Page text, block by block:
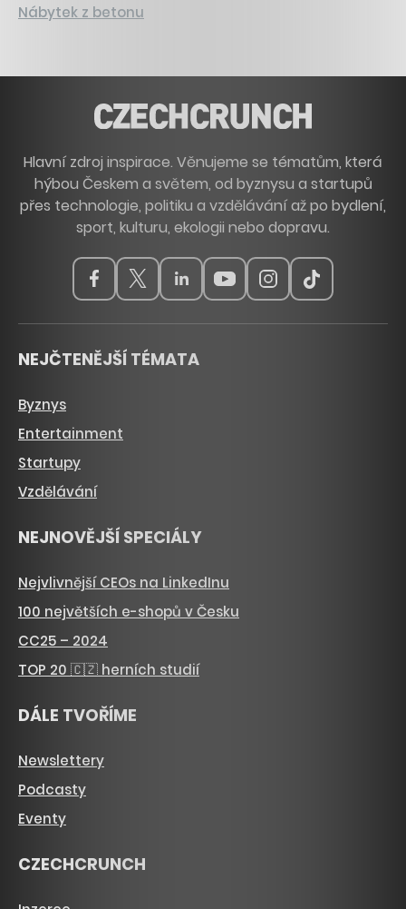
Nábytek z betonu
Hlavní zdroj inspirace. Věnujeme se tématům, která
hýbou Českem a světem, od byznysu a startupů
přes technologie, politiku a vzdělávání až po bydlení,
sport, kulturu, ekologii nebo dopravu.
NEJČTENĚJŠÍ TÉMATA
Byznys
Entertainment
Startupy
Vzdělávání
NEJNOVĚJŠÍ SPECIÁLY
Nejvlivnější CEOs na LinkedInu
100 největších e-shopů v Česku
CC25 – 2024
TOP 20 🇨🇿 herních studií
DÁLE TVOŘÍME
Newslettery
Podcasty
Eventy
CZECHCRUNCH